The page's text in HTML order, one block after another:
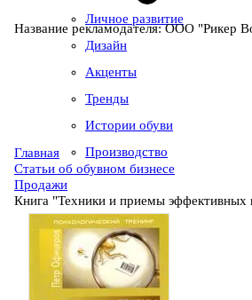
Личное развитие
Дизайн
Акценты
Тренды
Истории обуви
Производство
Название рекламодателя: ООО "Рикер
Главная
Статьи об обувном бизнесе
Продажи
Книга "Техники и приемы эффективных